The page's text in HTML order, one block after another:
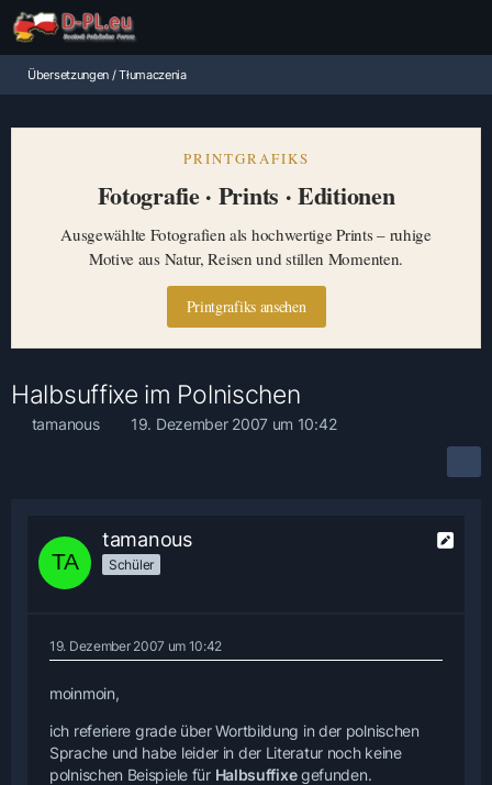
Übersetzungen / Tłumaczenia
PRINTGRAFIKS
Fotografie · Prints · Editionen
Ausgewählte Fotografien als hochwertige Prints – ruhige
Motive aus Natur, Reisen und stillen Momenten.
Printgrafiks ansehen
Halbsuffixe im Polnischen
tamanous 19. Dezember 2007 um 10:42
tamanous
Schüler
19. Dezember 2007 um 10:42
moinmoin,
ich referiere grade über Wortbildung in der polnischen
Sprache und habe leider in der Literatur noch keine
polnischen Beispiele für Halbsuffixegefunden.